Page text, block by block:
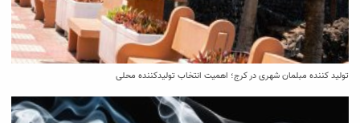
تولید کننده مبلمان شهری در کرج؛ اهمیت انتخاب تولیدکننده محلی